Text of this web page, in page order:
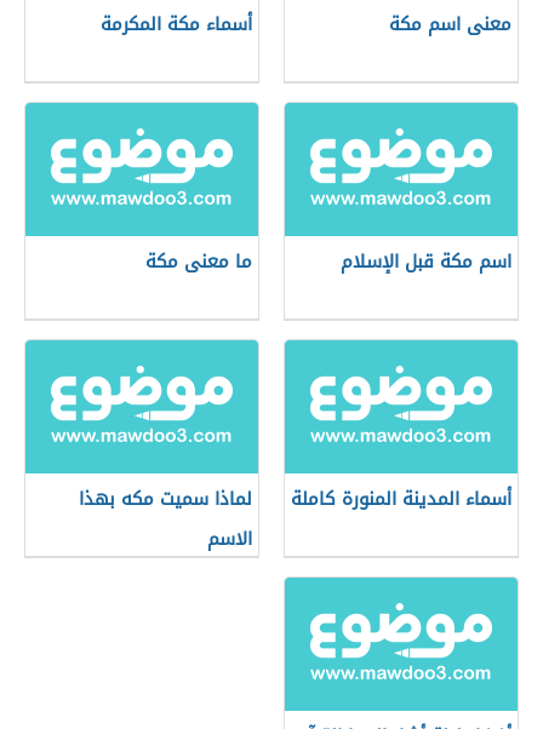
معنى اسم مكة أسماء مكة المكرمة
اسم مكة قبل الإسلام ما معنى مكة
أسماء المدينة المنورة كاملة
لماذا سميت مكه بهذا
الاسم